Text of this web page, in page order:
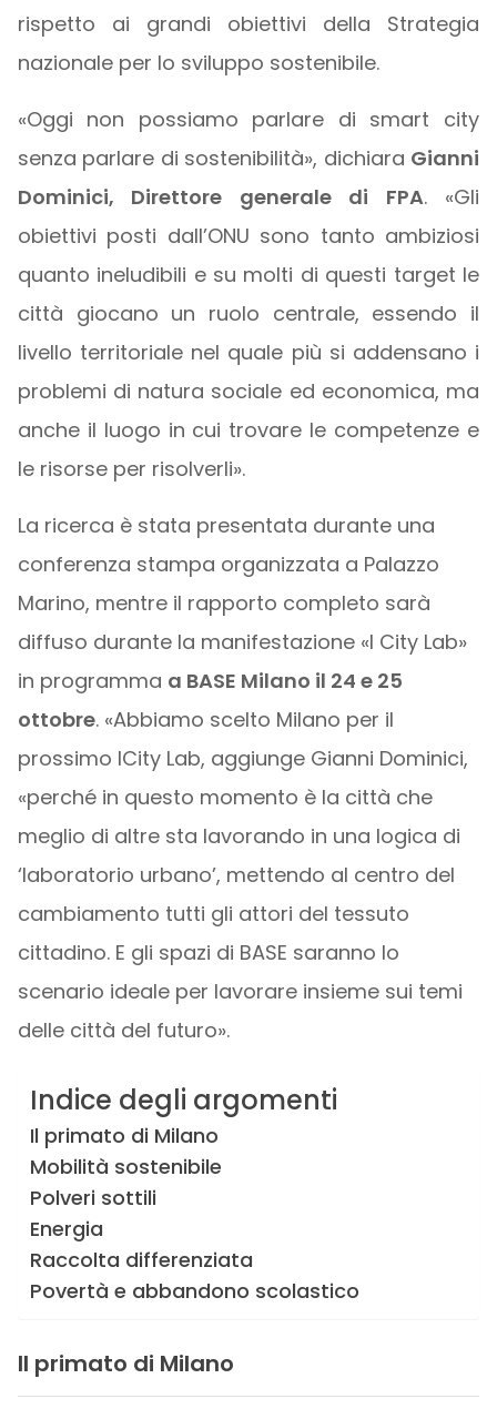
rispetto ai grandi obiettivi della Strategia
nazionale per lo sviluppo sostenibile.
«Oggi non possiamo parlare di smart city
senza parlare di sostenibilità», dichiara Gianni
Dominici, Direttore generale di FPA. «Gli
obiettivi posti dall’ONU sono tanto ambiziosi
quanto ineludibili e su molti di questi target le
città giocano un ruolo centrale, essendo il
livello territoriale nel quale più si addensano i
problemi di natura sociale ed economica, ma
anche il luogo in cui trovare le competenze e
le risorse per risolverli».
La ricerca è stata presentata durante una
conferenza stampa organizzata a Palazzo
Marino, mentre il rapporto completo sarà
diffuso durante la manifestazione «I City Lab»
in programma a BASE Milano il 24 e 25
ottobre. «Abbiamo scelto Milano per il
prossimo ICity Lab, aggiunge Gianni Dominici,
«perché in questo momento è la città che
meglio di altre sta lavorando in una logica di
‘laboratorio urbano’, mettendo al centro del
cambiamento tutti gli attori del tessuto
cittadino. E gli spazi di BASE saranno lo
scenario ideale per lavorare insieme sui temi
delle città del futuro».
Indice degli argomenti
Il primato di Milano
Mobilità sostenibile
Polveri sottili
Energia
Raccolta differenziata
Povertà e abbandono scolastico
Il primato di Milano